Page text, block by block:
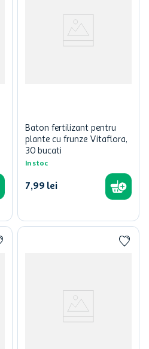
Baton fertilizant pentru
plante cu frunze Vitaflora,
30 bucati
In stoc
7,99 lei